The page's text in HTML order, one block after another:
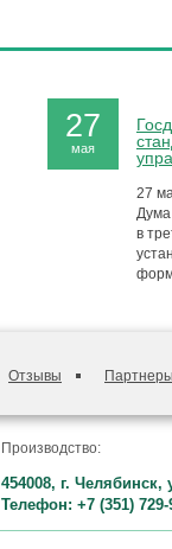
27
мая
27
в
Отзывы
Производство:
454008, г.
Телефон: +7 (351) 729-